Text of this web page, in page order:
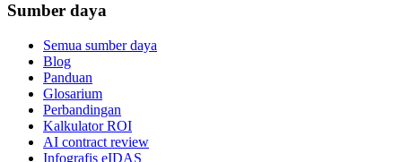
Sumber daya
Semua sumber daya
Blog
Panduan
Glosarium
Perbandingan
Kalkulator ROI
AI contract review
Infografis eIDAS